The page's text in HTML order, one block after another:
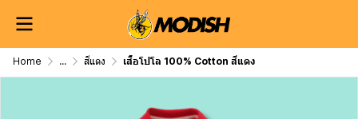
Home ... สีแดง เสื้อโปโล 100% Cotton สีแดง